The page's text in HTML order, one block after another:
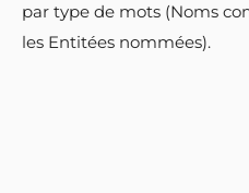
par type de mots (Noms
les Entitées nommées).